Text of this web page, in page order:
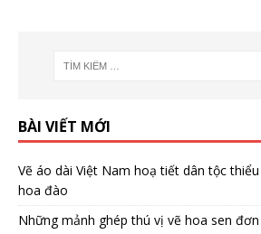
BÀI VIẾT MỚI
Vẽ áo dài Việt Nam hoạ tiết dân tộc
hoa đào
Những mảnh ghép thú vị vẽ hoa sen đơn